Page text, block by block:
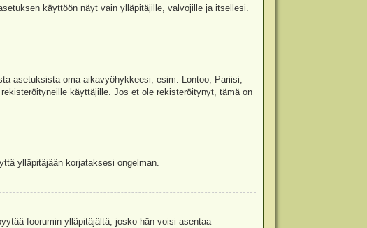
käyttöön näyt vain ylläpitäjille, valvojille ja itsellesi.
asetuksista oma aikavyöhykkeesi, esim. Lontoo, Pariisi,
käyttäjille. Jos et ole rekisteröitynyt, tämä on
ylläpitäjään korjataksesi ongelman.
foorumin ylläpitäjältä, josko hän voisi asentaa